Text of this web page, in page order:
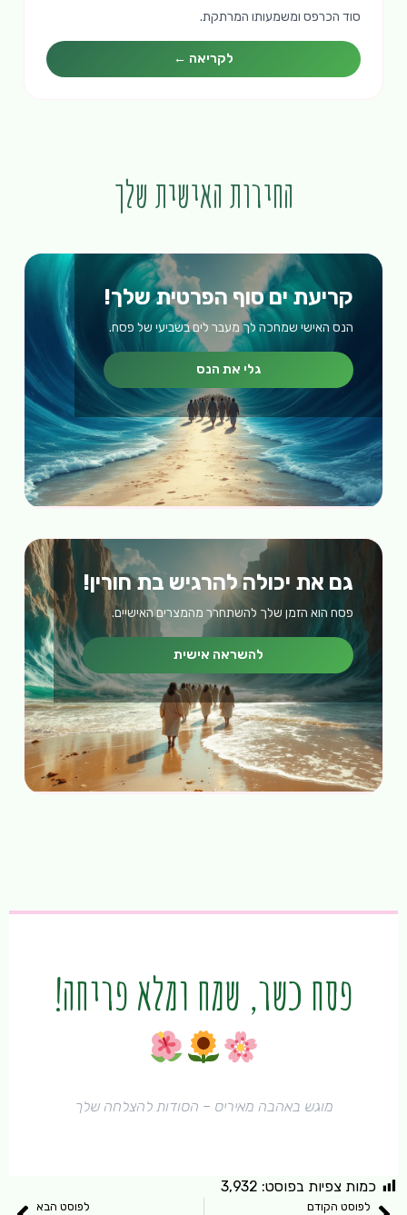
סוד הכרפס ומשמעותו המרתקת.
לקריאה ←
החירות האישית שלך
קריעת ים סוף הפרטית שלך!
הנס האישי שמחכה לך מעבר לים בשביעי של פסח.
גלי את הנס
גם את יכולה להרגיש בת חורין!
פסח הוא הזמן שלך להשתחרר מהמצרים האישיים.
להשראה אישית
פסח כשר, שמח ומלא פריחה!
מוגש באהבה מאיריס – הסודות להצלחה שלך
כמות צפיות בפוסט: 3,932
לפוסט הקודם לפוסט הבא